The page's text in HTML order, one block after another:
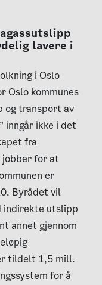
lavere i
i Oslo
Oslo kommunes
og transport av
inngår ikke i det
fra
jobber for at
er
Byrådet vil
indirekte utslipp
annet gjennom
tildelt 1,5 mill.
for å